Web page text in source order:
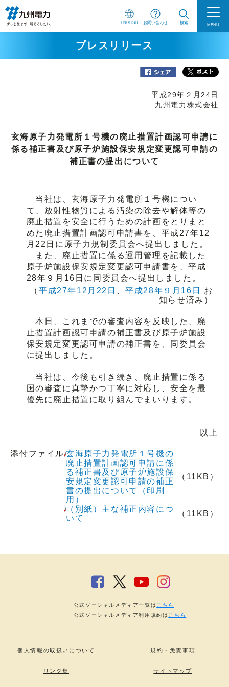
ENGLISH お問い合わせ 検索 MENU
プレスリリース
平成29年２月24日
九州電力株式会社
玄海原子力発電所１号機の廃止措置計画認可申請に
係る補正書及び原子炉施設保安規定変更認可申請の
補正書の提出について
当社は、玄海原子力発電所１号機につい
て、放射性物質による汚染の除去や解体等の
廃止措置を安全に行うための計画をとりまと
めた廃止措置計画認可申請書を、平成27年12
月22日に原子力規制委員会へ提出しました。
また、廃止措置に係る運用管理を記載した
原子炉施設保安規定変更認可申請書を、平成
28年９月16日に同委員会へ提出しました。
（ 平成27年12月22日 、平成28年９月16日
お
知らせ済み）
本日、これまでの審査内容を反映した、廃
止措置計画認可申請の補正書及び原子炉施設
保安規定変更認可申請の補正書を、同委員会
に提出しました。
当社は、今後も引き続き、廃止措置に係る
国の審査に真摯かつ丁寧に対応し、安全を最
優先に廃止措置に取り組んでまいります。
以上
添付ファイル 玄海原子力発電所１号機の
廃止措置計画認可申請に係
る補正書及び原子炉施設保
安規定変更認可申請の補正
書の提出について（印刷
用）
（11KB）
（別紙）主な補正内容につ
いて
（11KB）
個人情報の取扱いについて 規約・免責事項
リンク集 サイトマップ
公式ソーシャルメディア一覧は こちら
公式ソーシャルメディア利用規約は こちら